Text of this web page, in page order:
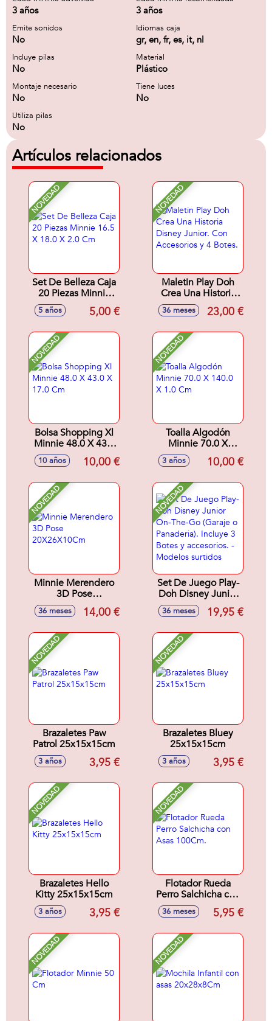
3 años 3 años
Emite sonidos
No
Idiomas caja
gr, en, fr, es, it, nl
Incluye pilas
No
Material
Plástico
Montaje necesario
No
Tiene luces
No
Utiliza pilas
No
Artículos relacionados
NOVEDAD
Set De Belleza Caja
20 Piezas Minnie
16.5 X 18.0 X 2.0
5 años 5,00 €
NOVEDAD
Maletin Play Doh
Crea Una Historia
Disney Junior. Con
Accesorios y 4
36 meses 23,00 €
NOVEDAD
Bolsa Shopping Xl
Minnie 48.0 X 43.0
X 17.0 Cm
10 años 10,00 €
NOVEDAD
Toalla Algodón
Minnie 70.0 X
140.0 X 1.0 Cm
3 años 10,00 €
NOVEDAD
Minnie Merendero
3D Pose
20X26X10Cm
36 meses 14,00 €
NOVEDAD
Set De Juego Play-
Doh Disney Junior
On-The-Go (Garaje
o Panaderia).
accesorios. -
Modelos surtidos
36 meses 19,95 €
NOVEDAD
Brazaletes Paw
Patrol 25x15x15cm
3 años 3,95 €
NOVEDAD
Brazaletes Bluey
25x15x15cm
3 años 3,95 €
NOVEDAD
Brazaletes Hello
Kitty 25x15x15cm
3 años 3,95 €
NOVEDAD
Flotador Rueda
Perro Salchicha con
Asas 100Cm.
36 meses 5,95 €
NOVEDAD NOVEDAD